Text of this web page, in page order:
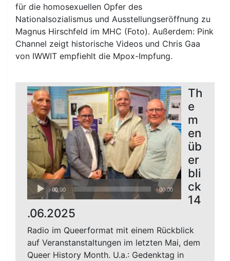
für die homosexuellen Opfer des
Nationalsozialismus und Ausstellungseröffnung zu
Magnus Hirschfeld im MHC (Foto). Außerdem: Pink
Channel zeigt historische Videos und Chris Gaa
von IWWIT empfiehlt die Mpox-Impfung.
Audio-
Player
00:00 00:00
Th
e
m
en
üb
er
bli
ck
14
.06.2025
Radio im Queerformat mit einem Rückblick
auf Veranstanstaltungen im letzten Mai, dem
Queer History Month. U.a.: Gedenktag in